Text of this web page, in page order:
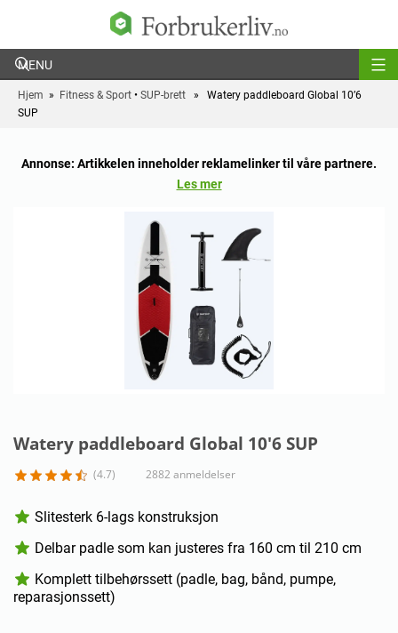
Hjem » Fitness & Sport • SUP-brett » Watery paddleboard Global 10’6
SUP
Annonse: Artikkelen inneholder reklamelinker til våre partnere.
Les mer
Watery paddleboard Global 10'6 SUP
(4.7) 2882 anmeldelser
Slitesterk 6-lags konstruksjon
Delbar padle som kan justeres fra 160 cm til 210 cm
Komplett tilbehørssett (padle, bag, bånd, pumpe,
reparasjonssett)